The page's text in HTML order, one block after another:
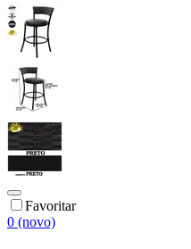
Favoritar
0 (novo)